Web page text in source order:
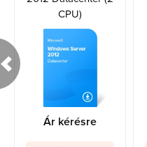
CPU)
Ár kérésre